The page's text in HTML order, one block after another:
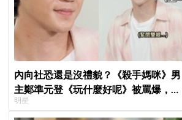
內向社恐還是沒禮貌？《殺手媽咪》男
主鄭準元登《玩什麼好呢》被罵爆，劉
在錫、孔曉振狂救場也帶不動
明星